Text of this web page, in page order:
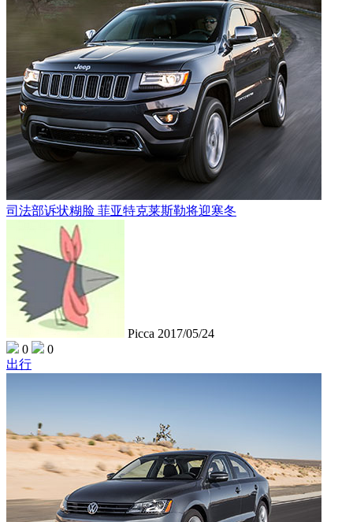
司法部诉状糊脸 菲亚特克莱斯勒将迎寒冬
Picca 2017/05/24
0
0
出行